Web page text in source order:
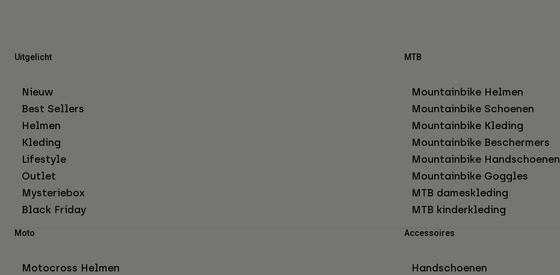
Uitgelicht
Nieuw
Best Sellers
Helmen
Kleding
Lifestyle
Outlet
Mysteriebox
Black Friday
MTB
Mountainbike Helmen
Mountainbike Schoenen
Mountainbike Kleding
Mountainbike Beschermers
Mountainbike Handschoenen
Mountainbike Goggles
MTB dameskleding
MTB kinderkleding
Moto
Motocross Helmen
Accessoires
Handschoenen